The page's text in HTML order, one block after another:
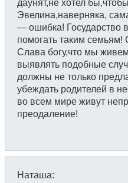
даунят,не хотел
Эвелина,наверняка,
— ошибка! Государство
помогать таким
Слава богу,что мы
выявлять подобные
должны не только
убеждать родителей в
во всем мире живут
преодаление!
Наташа: